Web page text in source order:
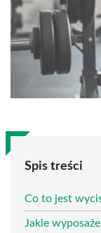
Spis treści
Co to jest
Jakie